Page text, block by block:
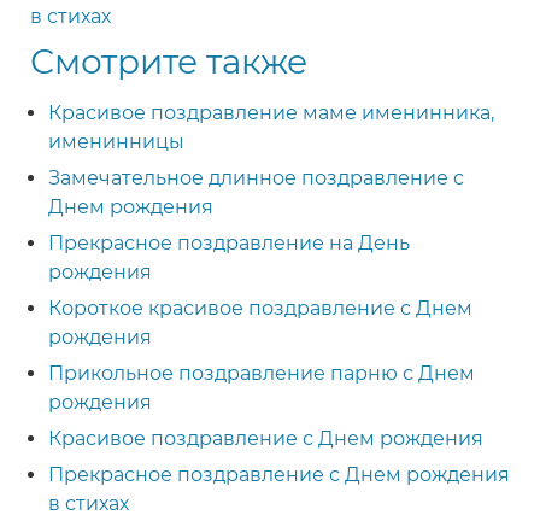
в стихах
Смотрите также
Красивое поздравление маме именинника,
именинницы
Замечательное длинное поздравление с
Днем рождения
Прекрасное поздравление на День
рождения
Короткое красивое поздравление с Днем
рождения
Прикольное поздравление парню с Днем
рождения
Красивое поздравление с Днем рождения
Прекрасное поздравление с Днем рождения
в стихах